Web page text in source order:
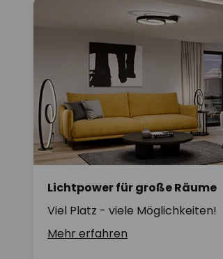
Lichtpower für große Räume
Viel Platz - viele Möglichkeiten!
Mehr erfahren